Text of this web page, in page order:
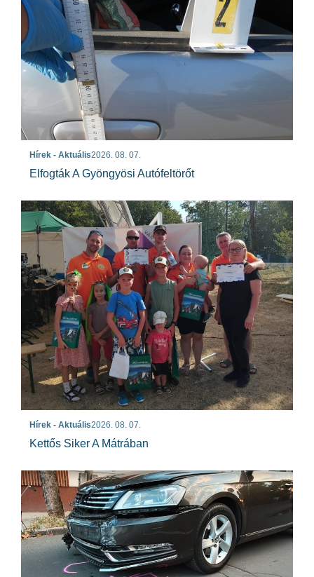
Hírek - Aktuális2026. 08. 07.
Elfogták A Gyöngyösi Autófeltörőt
Hírek - Aktuális2026. 08. 07.
Kettős Siker A Mátrában